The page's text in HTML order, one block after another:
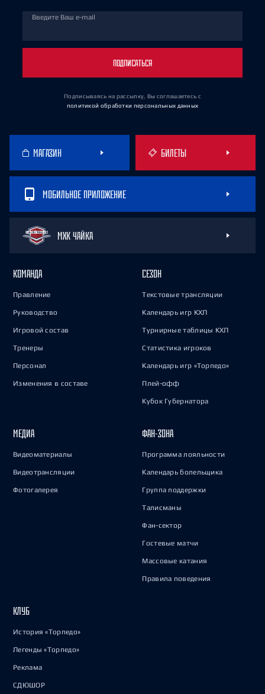
Введите Ваш e-mail
ПОДПИСАТЬСЯ
Подписываясь на рассылку, Вы соглашаетесь с
политикой обработки персональных данных
МАГАЗИН БИЛЕТЫ
МОБИЛЬНОЕ ПРИЛОЖЕНИЕ
МХК ЧАЙКА
КОМАНДА
Правление
Руководство
Игровой состав
Тренеры
Персонал
Изменения в составе
СЕЗОН
Текстовые трансляции
Календарь игр КХЛ
Турнирные таблицы КХЛ
Статистика игроков
Календарь игр «Торпедо»
Плей-офф
Кубок Губернатора
МЕДИА
Видеоматериалы
Видеотрансляции
Фотогалерея
ФАН-ЗОНА
Программа лояльности
Календарь болельщика
Группа поддержки
Талисманы
Фан-сектор
Гостевые матчи
Массовые катания
Правила поведения
КЛУБ
История «Торпедо»
Легенды «Торпедо»
Реклама
СДЮШОР